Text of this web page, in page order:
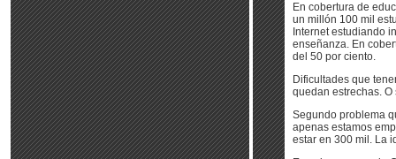
En cobertura de
un millón 100 mil
Internet estudiando
enseñanza. En
del 50 por ciento.
Dificultades que
quedan estrechas.
Segundo problema
apenas estamos
estar en 300 mil. La